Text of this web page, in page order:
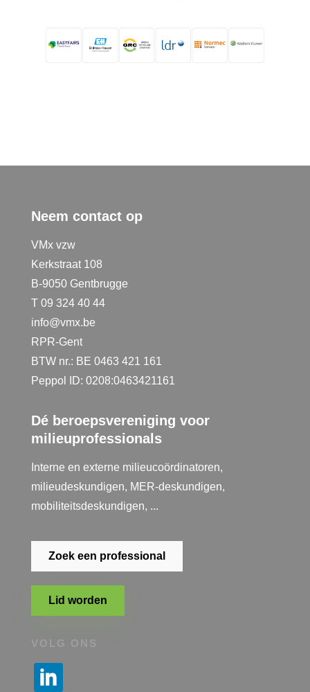
Neem contact op
VMx vzw
Kerkstraat 108
B-9050 Gentbrugge
T 09 324 40 44
info@vmx.be
RPR-Gent
BTW nr.: BE 0463 421 161
Peppol ID: 0208:0463421161
Dé beroepsvereniging voor
milieuprofessionals
Interne en externe milieucoördinatoren,
milieudeskundigen, MER-deskundigen,
mobiliteitsdeskundigen, ...
Zoek een professional
Lid worden
VOLG ONS